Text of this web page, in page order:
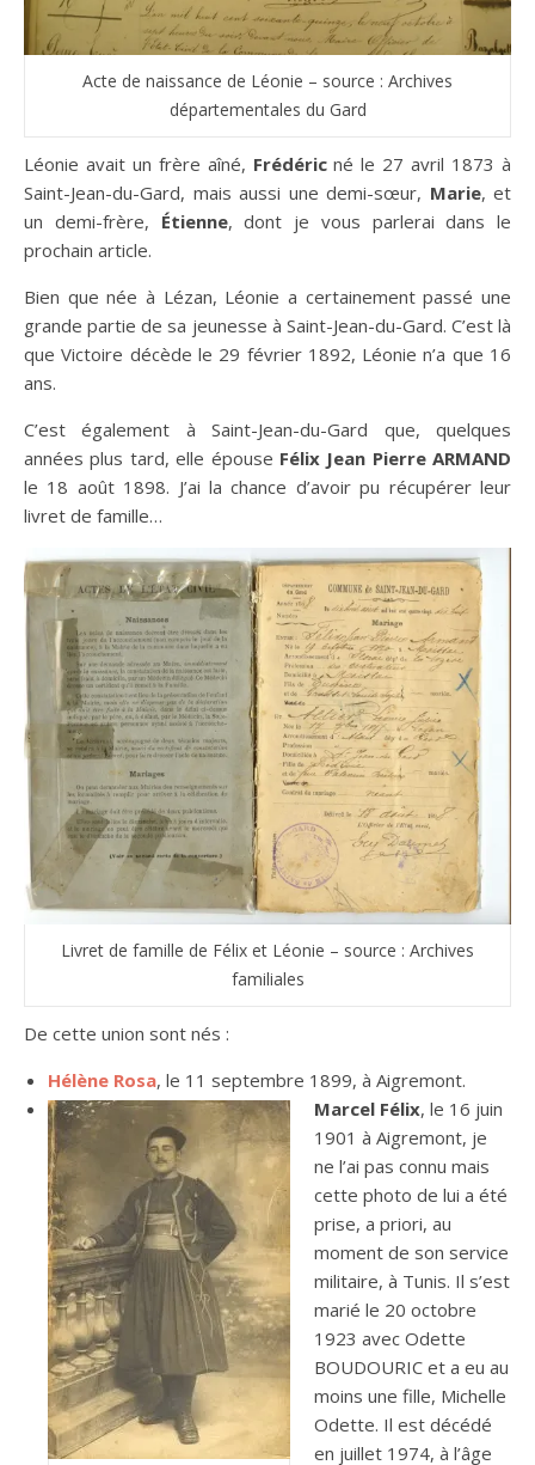
Acte de naissance de Léonie – source : Archives
départementales du Gard
Léonie avait un frère aîné, Frédéricné le 27 avril 1873 à
Saint-Jean-du-Gard, mais aussi une demi-sœur, Marie, et
un demi-frère, Étienne, dont je vous parlerai dans le
prochain article.
Bien que née à Lézan, Léonie a certainement passé une
grande partie de sa jeunesse à Saint-Jean-du-Gard. C’est là
que Victoire décède le 29 février 1892, Léonie n’a que 16
ans.
C’est également à Saint-Jean-du-Gard que, quelques
années plus tard, elle épouse Félix Jean Pierre ARMAND
le 18 août 1898. J’ai la chance d’avoir pu récupérer leur
livret de famille…
Livret de famille de Félix et Léonie – source : Archives
familiales
De cette union sont nés :
Hélène Rosa, le 11 septembre 1899, à Aigremont.
Marcel Félix, le 16 juin
1901 à Aigremont, je
ne l’ai pas connu mais
cette photo de lui a été
prise, a priori, au
moment de son service
militaire, à Tunis. Il s’est
marié le 20 octobre
1923 avec Odette
BOUDOURIC et a eu au
moins une fille, Michelle
Odette. Il est décédé
en juillet 1974, à l’âge